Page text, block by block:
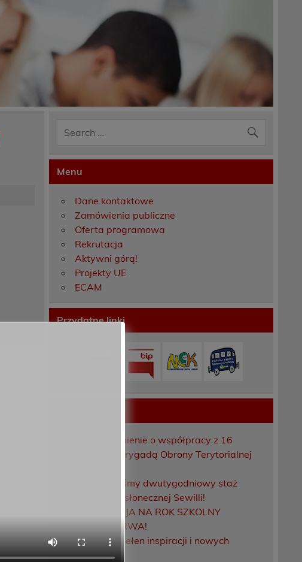
Menu
Dane kontaktowe
Zamówienia publiczne
Oferta programowa
Rekrutacja
Aktywni górą!
Projekty UE
ECAM
Przydatne linki
Porozumienie o współpracy z 16
Dolnośląską Brygadą Obrony Terytorialnej
Zakończyliśmy dwutygodniowy staż
zawodowy w słonecznej Sewilli!
REKRUTACJA NA ROK SZKOLNY
2026/2027 TRWA!
Weekend pełen inspiracji i nowych
doświadczeń!